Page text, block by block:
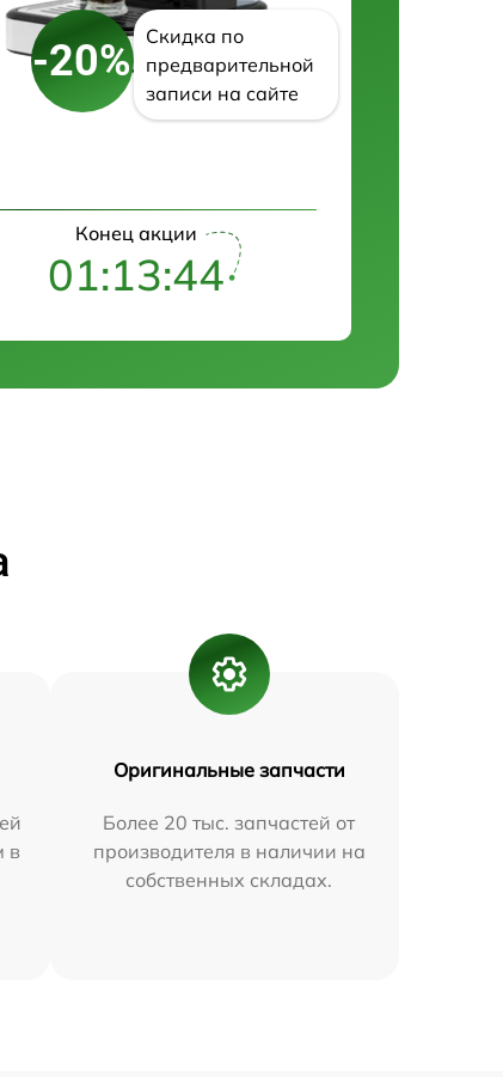
-20%
Скидка по
предварительной
записи на сайте
Конец акции
01:13:43
в
Оригинальные запчасти
Более 20 тыс. запчастей от
производителя в наличии на
собственных складах.